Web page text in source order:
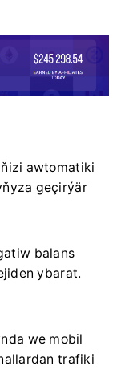
awtomatiki
geçirýär
balans
ybarat.
we mobil
trafiki